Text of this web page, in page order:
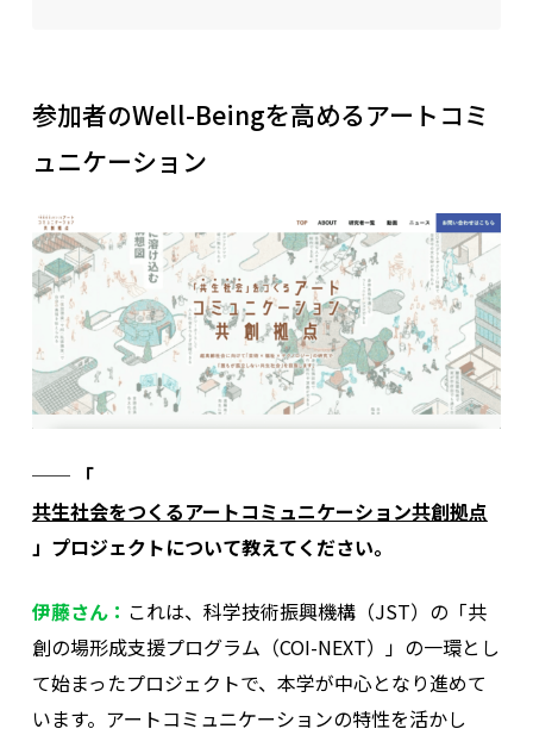
参加者のWell-Beingを高めるアートコミ
ュニケーション
── 「
共生社会をつくるアートコミュニケーション共創拠点
」プロジェクトについて教えてください。
伊藤さん： これは、科学技術振興機構（JST）の「共
創の場形成支援プログラム（COI-NEXT）」の一環とし
て始まったプロジェクトで、本学が中心となり進めて
います。アートコミュニケーションの特性を活かし